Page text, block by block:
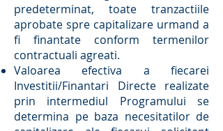
predeterminat, toate tranzactiile
aprobate spre capitalizare urmand a
fi finantate conform termenilor
contractuali agreati.
Valoarea efectiva a fiecarei
Investitii/Finantari Directe realizate
prin intermediul Programului se
determina pe baza necesitatilor de